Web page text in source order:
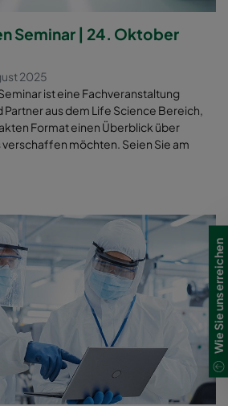
Seminar | 24. Oktober
2025
ist eine Fachveranstaltung
Partner aus dem Life Science Bereich,
Format einen Überblick über
möchten. Seien Sie am
Wie Sie uns erreichen